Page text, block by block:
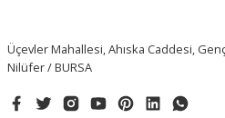
Üçevler Mahallesi, Ahıska Caddesi,
Nilüfer / BURSA